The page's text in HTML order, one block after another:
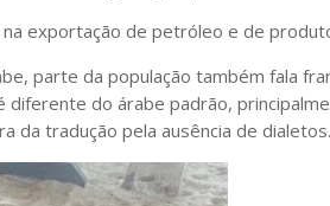
na exportação de petróleo e de
parte da população também fala
diferente do árabe padrão,
da tradução pela ausência de dialetos.